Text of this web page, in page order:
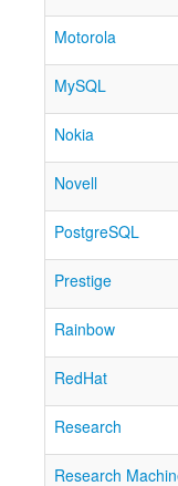
Motorola
MySQL
Nokia
Novell
PostgreSQL
Prestige
Rainbow
RedHat
Research
Research